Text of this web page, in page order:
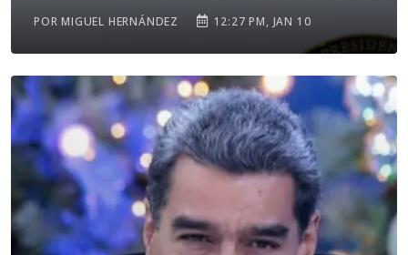
POR MIGUEL HERNÁNDEZ 12:27 PM, JAN 10